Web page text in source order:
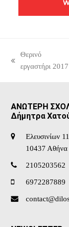
previous
Θερινό
εργαστήρι 2017
ΑΝΩΤΕΡΗ
Δήμητρα
Ελευσινίων
10437 Αθήνα
2105203562
6972287889